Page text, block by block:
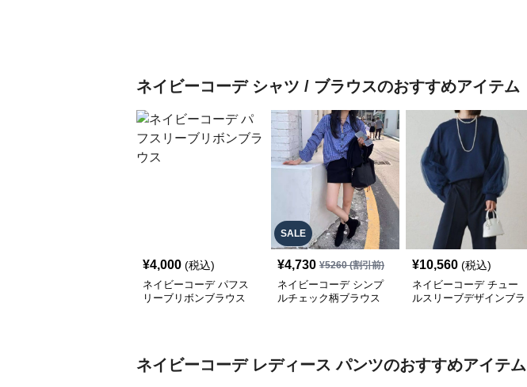
ネイビーコーデ シャツ / ブラウスのおすすめアイテム
¥4,000 (税込)
ネイビーコーデ パフス
リーブリボンブラウス
SALE
¥4,730 ¥5260(割引前)
ネイビーコーデ シンプ
ルチェック柄ブラウス
¥10,560 (税込)
ネイビーコーデ チュー
ルスリーブデザインブラ
ネイビーコーデ レディース パンツのおすすめアイテム